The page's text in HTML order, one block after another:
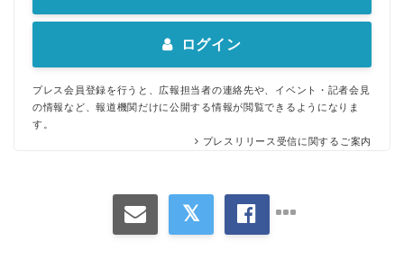
ログイン
プレス会員登録を行うと、広報担当者の連絡先や、イベント・記者会見
の情報など、報道機関だけに公開する情報が閲覧できるようになりま
す。
プレスリリース受信に関するご案内